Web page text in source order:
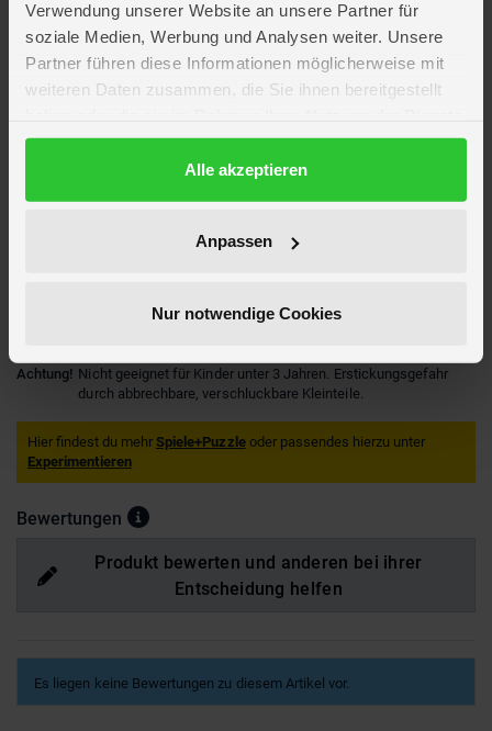
Verwendung unserer Website an unsere Partner für
soziale Medien, Werbung und Analysen weiter. Unsere
Partner führen diese Informationen möglicherweise mit
weiteren Daten zusammen, die Sie ihnen bereitgestellt
gesammelt haben.
DatenschutzerklärungAlle akzeptieren
Anpassen
Nur notwendige Cookies
Artikelmerkmale
Breite ca. 21,7 cm
Höhe ca. 6,1 cm
Artikelnummer des Herstellers
59062.9
Achtung! Nicht geeignet für Kinder unter 3 Jahren. Erstickungsgefahr
durch abbrechbare, verschluckbare Kleinteile.
Hier findest du mehr Spiele+Puzzleoder passendes hierzu unter
Experimentieren
Bewertungen
Produkt bewerten und anderen bei ihrer
Entscheidung helfen
Es liegen keine Bewertungen zu diesem Artikel vor.